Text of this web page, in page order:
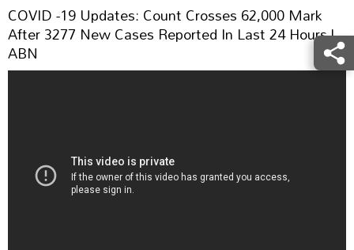
COVID -19 Updates: Count Crosses 62,000 Mark
After 3277 New Cases Reported In Last 24 Hours |
ABN